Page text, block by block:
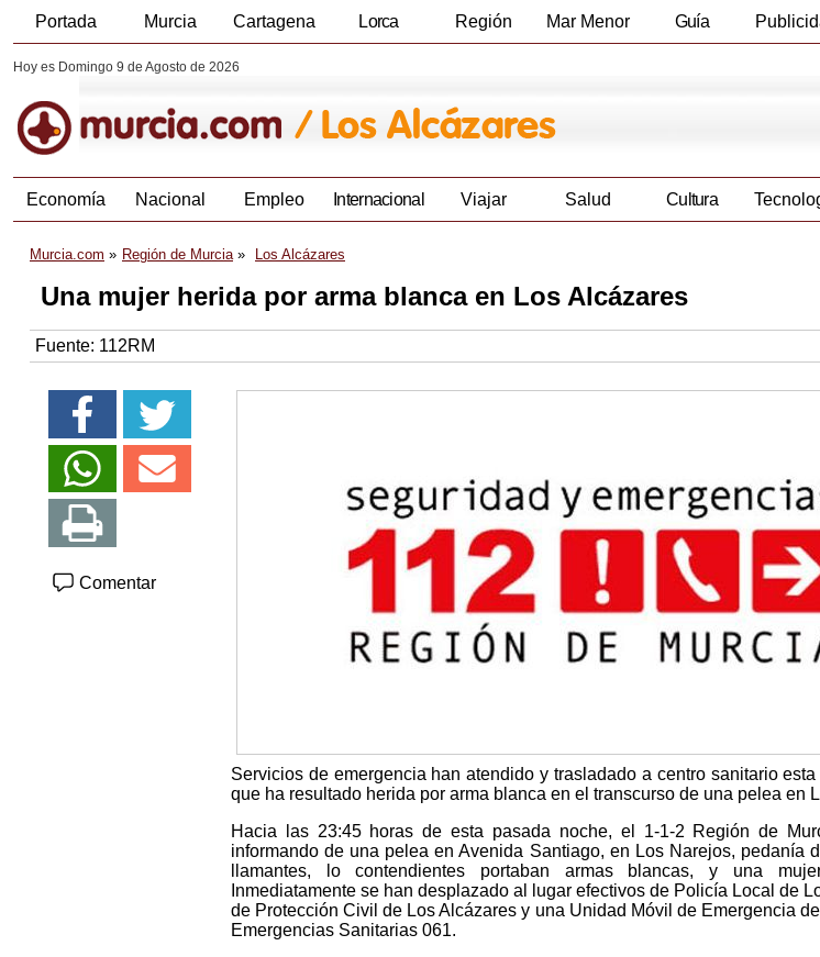
Portada Murcia Cartagena Lorca Región Mar Menor Guía
Hoy es Domingo 9 de Agosto de 2026
Economía Nacional Empleo Internacional Viajar Salud Cultura
Murcia.com Región de Murcia Los Alcázares
Una mujer herida por arma blanca en Los Alcázares
Fuente: 112RM
Comentar
Servicios de emergencia han atendido y trasladado a centro sanitario
que ha resultado herida por arma blanca en el transcurso de una pelea en
Hacia las 23:45 horas de esta pasada noche, el 1-1-2 Región de
informando de una pelea en Avenida Santiago, en Los Narejos, pedanía
llamantes, lo contendientes portaban armas blancas, y una
Inmediatamente se han desplazado al lugar efectivos de Policía Local de
de Protección Civil de Los Alcázares y una Unidad Móvil de Emergencia
Emergencias Sanitarias 061.